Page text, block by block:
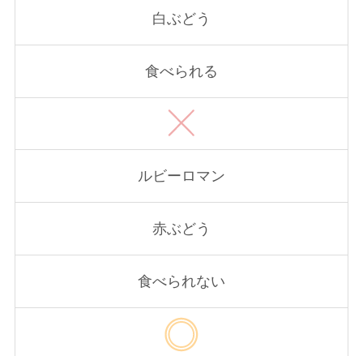
白ぶどう
食べられる
ルビーロマン
赤ぶどう
食べられない